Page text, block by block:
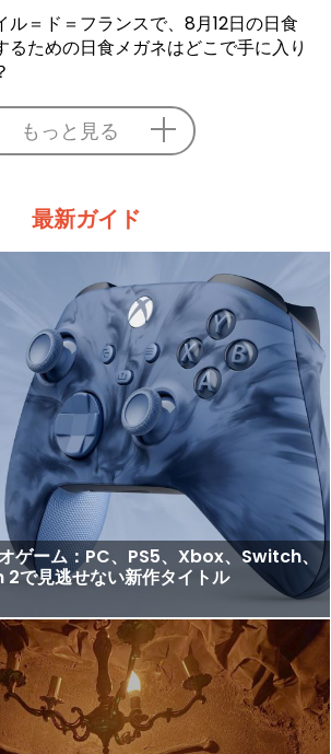
ル＝ド＝フランスで、8月12日の日食
るための日食メガネはどこで手に入り
もっと見る
最新ガイド
ゲーム：PC、PS5、Xbox、Switch、
で見逃せない新作タイトル